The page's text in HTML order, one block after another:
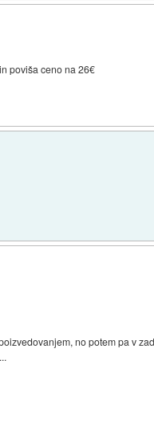
poviša ceno na 26€
no potem pa v